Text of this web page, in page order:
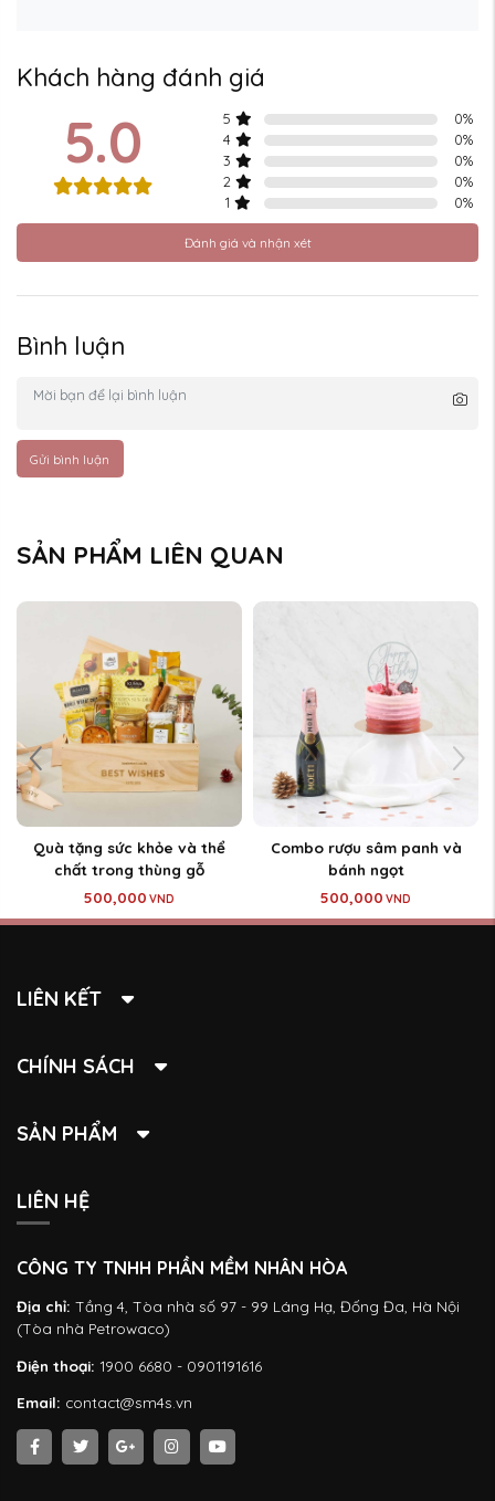
Khách hàng đánh giá
5.0 5 0%
4
0%
3
0%
2
0%
1
0%
Đánh giá và nhận xét
Bình luận
Gửi bình luận
SẢN PHẨM LIÊN QUAN
Quà tặng sức khỏe và thể
chất trong thùng gỗ
500,000 VND
Combo rượu sâm panh và
bánh ngọt
500,000 VND
LIÊN KẾT
CHÍNH SÁCH
SẢN PHẨM
LIÊN HỆ
CÔNG TY TNHH PHẦN MỀM NHÂN HÒA
Địa chỉ: Tầng 4, Tòa nhà số 97 - 99 Láng Hạ, Đống Đa, Hà Nội
(Tòa nhà Petrowaco)
Điện thoại: 1900 6680 - 0901191616
Email: contact@sm4s.vn